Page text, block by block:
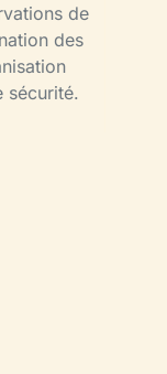
de
des
sécurité.